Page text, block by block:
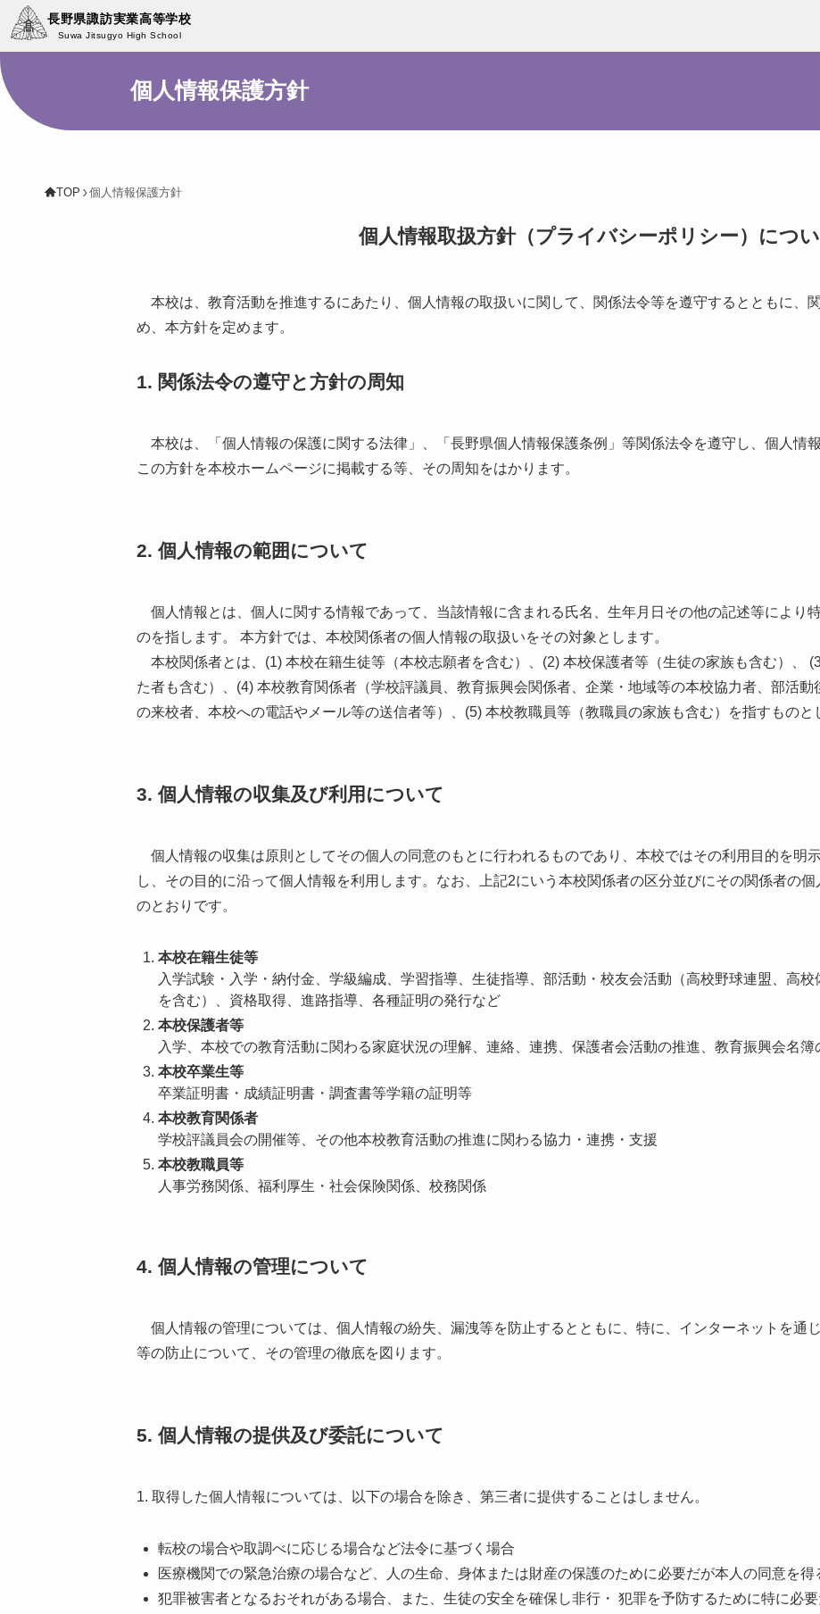
長野県諏訪実業高等学校
Suwa Jitsugyo High School
個人情報保護方針
TOP 個人情報保護方針
個人情報取扱方針（プライバシーポリシー）につ
本校は、教育活動を推進するにあたり、個人情報の取扱いに関して、関係法令等を遵守するとともに、
め、本方針を定めます。
1. 関係法令の遵守と方針の周知
本校は、「個人情報の保護に関する法律」、「長野県個人情報保護条例」等関係法令を遵守し、個人情
この方針を本校ホームページに掲載する等、その周知をはかります。
2. 個人情報の範囲について
個人情報とは、個人に関する情報であって、当該情報に含まれる氏名、生年月日その他の記述等により
のを指します。 本方針では、本校関係者の個人情報の取扱いをその対象とします。
本校関係者とは、(1) 本校在籍生徒等（本校志願者を含む）、(2) 本校保護者等（生徒の家族も含む）、
た者も含む）、(4) 本校教育関係者（学校評議員、教育振興会関係者、企業・地域等の本校協力者、部活
の来校者、本校への電話やメール等の送信者等）、(5) 本校教職員等（教職員の家族も含む）を指すものと
3. 個人情報の収集及び利用について
個人情報の収集は原則としてその個人の同意のもとに行われるものであり、本校ではその利用目的を明
し、その目的に沿って個人情報を利用します。なお、上記2にいう本校関係者の区分並びにその関係者の
のとおりです。
本校在籍生徒等
入学試験・入学・納付金、学級編成、学習指導、生徒指導、部活動・校友会活動（高校野球連盟、高
を含む）、資格取得、進路指導、各種証明の発行など
本校保護者等
入学、本校での教育活動に関わる家庭状況の理解、連絡、連携、保護者会活動の推進、教育振興会名
本校卒業生等
卒業証明書・成績証明書・調査書等学籍の証明等
本校教育関係者
学校評議員会の開催等、その他本校教育活動の推進に関わる協力・連携・支援
本校教職員等
人事労務関係、福利厚生・社会保険関係、校務関係
4. 個人情報の管理について
個人情報の管理については、個人情報の紛失、漏洩等を防止するとともに、特に、インターネットを通
等の防止について、その管理の徹底を図ります。
5. 個人情報の提供及び委託について
1. 取得した個人情報については、以下の場合を除き、第三者に提供することはしません。
転校の場合や取調べに応じる場合など法令に基づく場合
医療機関での緊急治療の場合など、人の生命、身体または財産の保護のために必要だが本人の同意を得
犯罪被害者となるおそれがある場合、また、生徒の安全を確保し非行・ 犯罪を予防するために特に必